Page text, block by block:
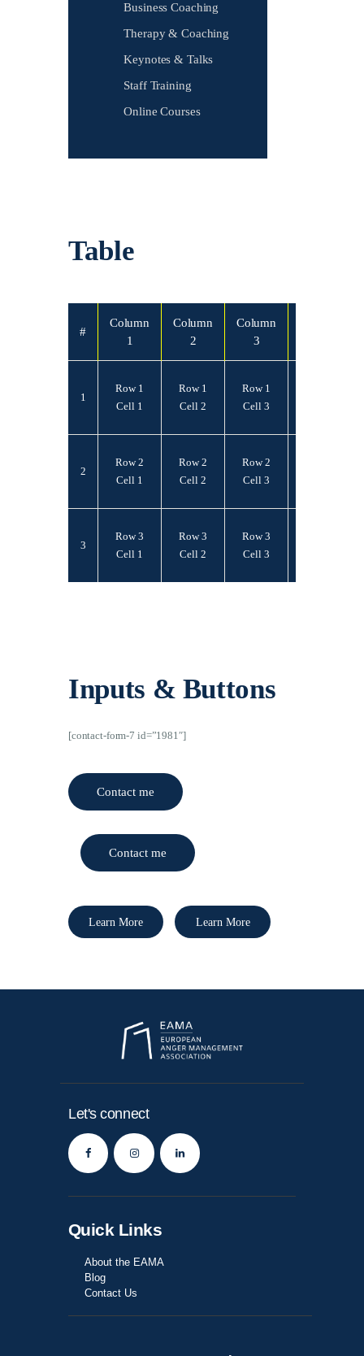
Business Coaching
Therapy & Coaching
Keynotes & Talks
Staff Training
Online Courses
Table
#
Column
1
Column
2
Column
3
1
Row 1
Cell 1
Row 1
Cell 2
Row 1
Cell 3
2
Row 2
Cell 1
Row 2
Cell 2
Row 2
Cell 3
3
Row 3
Cell 1
Row 3
Cell 2
Row 3
Cell 3
Inputs & Buttons
[contact-form-7 id=”1981″]
Contact me
Contact me
Learn More Learn More
Let's connect
Quick Links
About the EAMA
Blog
Contact Us